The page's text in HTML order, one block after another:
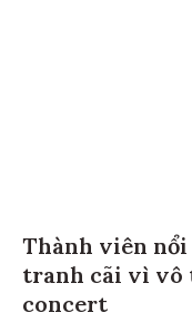
Thành viên
tranh cãi vì vô
concert